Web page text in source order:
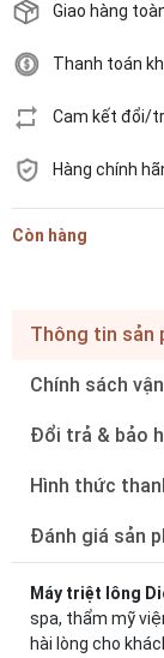
Giao hàng
Thanh toán
Cam kết đổi/
Hàng chính
Còn hàng
Thông tin sản
Chính sách
Đổi trả & bảo
Hình thức
Đánh giá sản
Máy triệt lông
spa, thẩm mỹ
hài lòng cho